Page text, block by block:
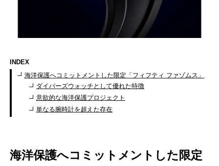
INDEX
海洋保護へコミットメントした限定「フィフティ ファゾムス」
ダイバーズウォッチとして優れた特徴
意欲的な海洋保護プロジェクト
単なる腕時計を超えた存在
海洋保護へコミットメントした限定